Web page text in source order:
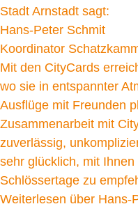
Stadt Arnstadt sagt:
Hans-Peter Schmit
Koordinator
Mit den CityCards
wo sie in entspannter
Ausflüge mit Freunden
Zusammenarbeit mit
zuverlässig,
sehr glücklich, mit
Schlössertage zu
Weiterlesen über Hans-